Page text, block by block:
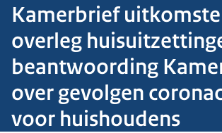
Kamerbrief
overleg
beantwoording
over gevolgen
voor huishoudens